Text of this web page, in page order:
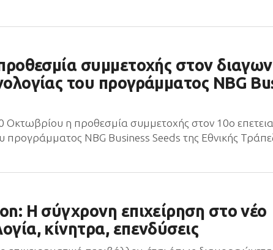
συμμετοχής στον
του προγράμματος NBG
η προθεσμία συμμετοχής στον 10ο
προγράμματος NBG Business Seeds της Εθνικής
Η σύγχρονη επιχείρηση στο νέο
κίνητρα, επενδύσεις